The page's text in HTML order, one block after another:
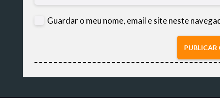
Guardar o meu nome, email e site neste